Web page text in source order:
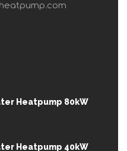
Heatpump 80kW
Heatpump 40kW